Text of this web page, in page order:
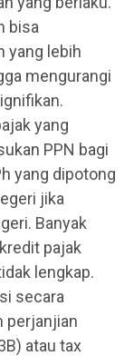
bisa
yang lebih
mengurangi
yang
PPN bagi
yang dipotong
jika
Banyak
pajak
lengkap.
secara
perjanjian
atau tax